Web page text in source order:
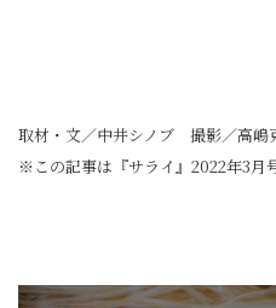
取材・文／中井シノブ 撮影／高嶋
※この記事は『サライ』2022年3月